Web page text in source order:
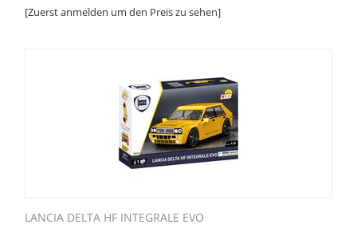
[Zuerst anmelden um den Preis zu sehen]
LANCIA DELTA HF INTEGRALE EVO